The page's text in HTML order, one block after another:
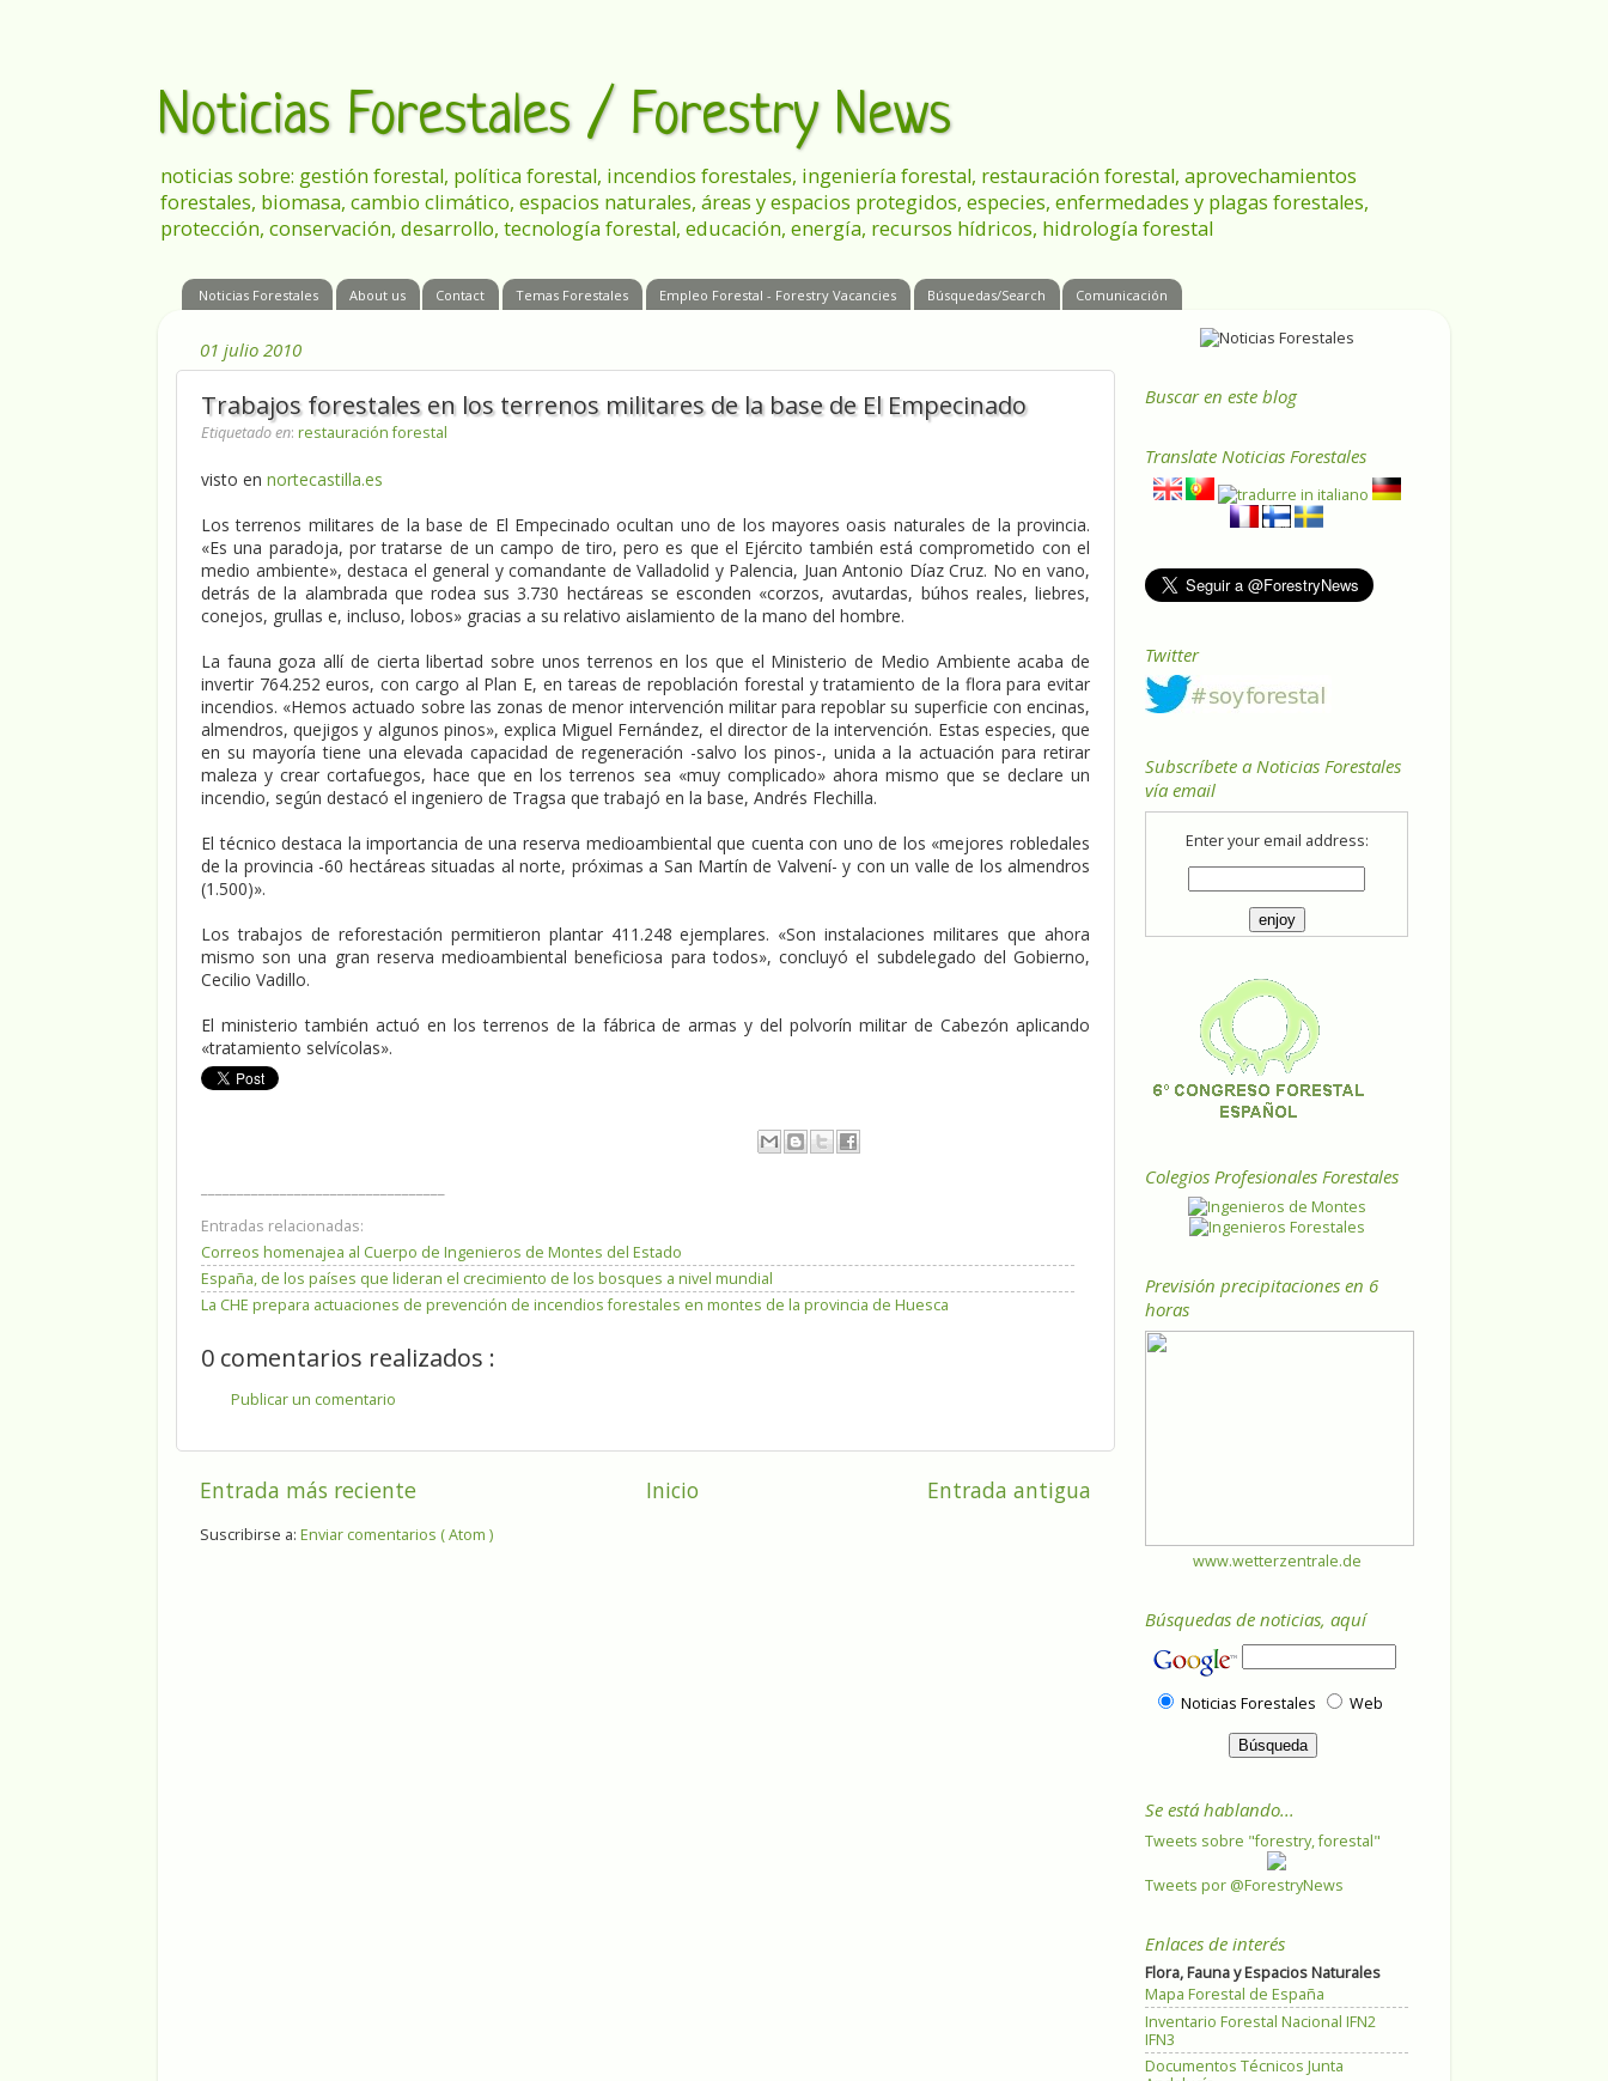
Noticias Forestales / Forestry News
noticias sobre: gestión forestal, política forestal, incendios forestales, ingeniería forestal, restauración forestal, aprovechamientos
forestales, biomasa, cambio climático, espacios naturales, áreas y espacios protegidos, especies, enfermedades y plagas forestales,
protección, conservación, desarrollo, tecnología forestal, educación, energía, recursos hídricos, hidrología forestal
Noticias Forestales About us Contact Temas Forestales Empleo Forestal - Forestry Vacancies Búsquedas/Search Comunicación
01 julio 2010
Trabajos forestales en los terrenos militares de la base de El Empecinado
Etiquetado en: restauración forestal
visto en nortecastilla.es
Los terrenos militares de la base de El Empecinado ocultan uno de los mayores oasis naturales de la provincia.
«Es una paradoja, por tratarse de un campo de tiro, pero es que el Ejército también está comprometido con el
medio ambiente», destaca el general y comandante de Valladolid y Palencia, Juan Antonio Díaz Cruz. No en vano,
detrás de la alambrada que rodea sus 3.730 hectáreas se esconden «corzos, avutardas, búhos reales, liebres,
conejos, grullas e, incluso, lobos» gracias a su relativo aislamiento de la mano del hombre.
La fauna goza allí de cierta libertad sobre unos terrenos en los que el Ministerio de Medio Ambiente acaba de
invertir 764.252 euros, con cargo al Plan E, en tareas de repoblación forestal y tratamiento de la flora para evitar
incendios. «Hemos actuado sobre las zonas de menor intervención militar para repoblar su superficie con encinas,
almendros, quejigos y algunos pinos», explica Miguel Fernández, el director de la intervención. Estas especies, que
en su mayoría tiene una elevada capacidad de regeneración -salvo los pinos-, unida a la actuación para retirar
maleza y crear cortafuegos, hace que en los terrenos sea «muy complicado» ahora mismo que se declare un
incendio, según destacó el ingeniero de Tragsa que trabajó en la base, Andrés Flechilla.
El técnico destaca la importancia de una reserva medioambiental que cuenta con uno de los «mejores robledales
de la provincia -60 hectáreas situadas al norte, próximas a San Martín de Valvení- y con un valle de los almendros
(1.500)».
Los trabajos de reforestación permitieron plantar 411.248 ejemplares. «Son instalaciones militares que ahora
mismo son una gran reserva medioambiental beneficiosa para todos», concluyó el subdelegado del Gobierno,
Cecilio Vadillo.
El ministerio también actuó en los terrenos de la fábrica de armas y del polvorín militar de Cabezón aplicando
«tratamiento selvícolas».
Entradas relacionadas:
Correos homenajea al Cuerpo de Ingenieros de Montes del Estado
España, de los países que lideran el crecimiento de los bosques a nivel mundial
La CHE prepara actuaciones de prevención de incendios forestales en montes de la provincia de Huesca
0 comentarios realizados :
Publicar un comentario
Entrada más reciente Entrada antigua
Inicio
Suscribirse a: Enviar comentarios ( Atom )
Buscar en este blog
Translate Noticias Forestales
Twitter
Subscríbete a Noticias Forestales
vía email
Enter your email address:
Colegios Profesionales Forestales
Previsión precipitaciones en 6
horas
www.wetterzentrale.de
Búsquedas de noticias, aquí
Noticias Forestales Web
Se está hablando...
Tweets sobre "forestry, forestal"
Tweets por @ForestryNews
Enlaces de interés
Flora, Fauna y Espacios Naturales
Mapa Forestal de España
Inventario Forestal Nacional IFN2
IFN3
Documentos Técnicos Junta